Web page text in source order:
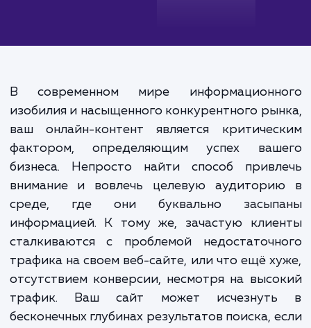
В современном мире
изобилия и насыщенного конкурентного
ваш онлайн-контент является
фактором, определяющим успех
бизнеса. Непросто найти способ
внимание и вовлечь целевую
среде, где они буквально
информацией. К тому же, зачастую
сталкиваются с проблемой